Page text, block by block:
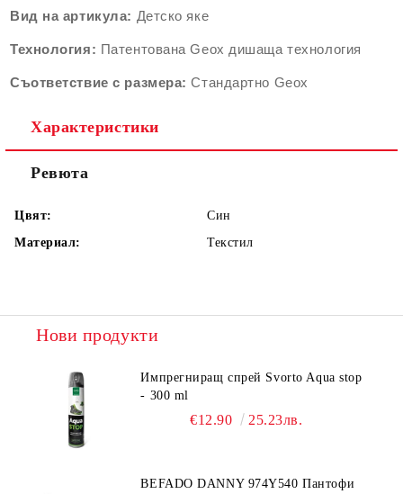
Вид на артикула: Детско яке
Технология: Патентована Geox дишаща технология
Съответствие с размера:Стандартно Geox
Характеристики
Ревюта
Цвят:
Син
Материал:
Текстил
Нови продукти
Импрегниращ спрей Svorto Aqua stop
- 300 ml
€12.90 25.23лв.
BEFADO DANNY 974Y540 Пантофи